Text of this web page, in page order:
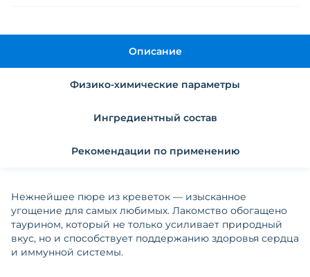
Описание
Физико-химические параметры
Ингредиентный состав
Рекомендации по применению
Нежнейшее пюре из креветок — изысканное
угощение для самых любимых. Лакомство обогащено
таурином, который не только усиливает природный
вкус, но и способствует поддержанию здоровья сердца
и иммунной системы.